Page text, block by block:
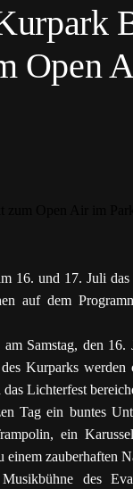
Open
16. und 17. Juli
auf dem
Samstag, den
Kurparks werden
Lichterfest
Tag ein buntes
ein
zauberhaften
des